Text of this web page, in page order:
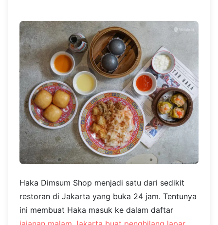
Haka Dimsum Shop menjadi satu dari sedikit
restoran di Jakarta yang buka 24 jam. Tentunya
ini membuat Haka masuk ke dalam daftar